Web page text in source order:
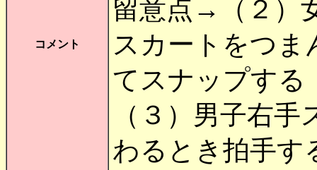
コメント
留意点→（２）
スカートをつま
てスナップする
（３）男子右
わるとき拍手